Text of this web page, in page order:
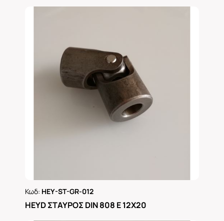
Κωδ: HEY-ST-GR-012
HEYD ΣΤΑΥΡΟΣ DIN 808 Ε 12Χ20